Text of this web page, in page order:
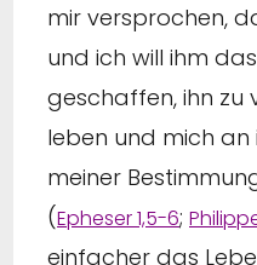
mir versprochen,
und ich will ihm
geschaffen, ihn zu
leben und mich an
meiner
(Epheser 1,5-6;
einfacher das